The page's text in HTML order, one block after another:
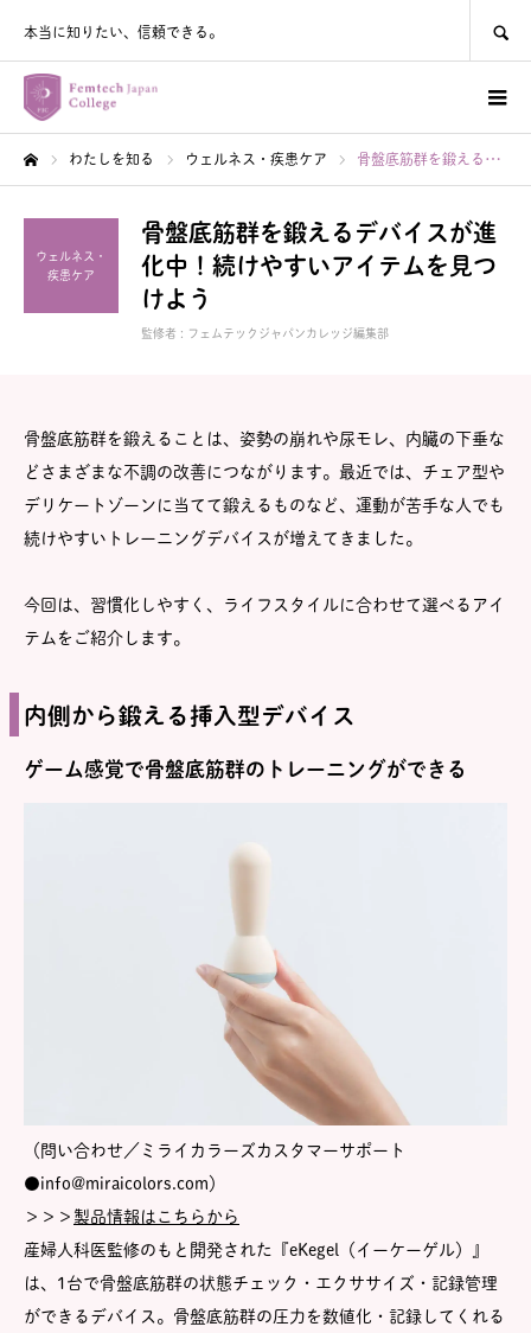
本当に知りたい、信頼できる。
わたしを知る ウェルネス・疾患ケア 骨盤底筋群を鍛えるデバイスが進化中！続けやすいアイテムを見つけよう
ウェルネス・
疾患ケア
骨盤底筋群を鍛えるデバイスが進
化中！続けやすいアイテムを見つ
けよう
監修者 : フェムテックジャパンカレッジ編集部
骨盤底筋群を鍛えることは、姿勢の崩れや尿モレ、内臓の下垂な
どさまざまな不調の改善につながります。最近では、チェア型や
デリケートゾーンに当てて鍛えるものなど、運動が苦手な人でも
続けやすいトレーニングデバイスが増えてきました。
今回は、習慣化しやすく、ライフスタイルに合わせて選べるアイ
テムをご紹介します。
内側から鍛える挿入型デバイス
ゲーム感覚で骨盤底筋群のトレーニングができる
（問い合わせ／ミライカラーズカスタマーサポート
●info@miraicolors.com）
＞＞＞ 製品情報はこちらから
産婦人科医監修のもと開発された『eKegel（イーケーゲル）』
は、1台で骨盤底筋群の状態チェック・エクササイズ・記録管理
ができるデバイス。骨盤底筋群の圧力を数値化・記録してくれる